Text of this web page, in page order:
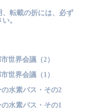
転載の折には、必ず
。
世界会議（2）
世界会議（1）
水素バス・その2
水素バス・その1